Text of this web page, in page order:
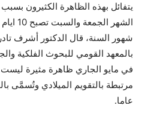
يتفائل بهذه الظاهرة الكثيرون بسبب
شهور السنة، قال الدكتور أشرف
بالمعهد القومي للبحوث الفلكية
في مايو الجاري ظاهرة مثيرة
عاما.